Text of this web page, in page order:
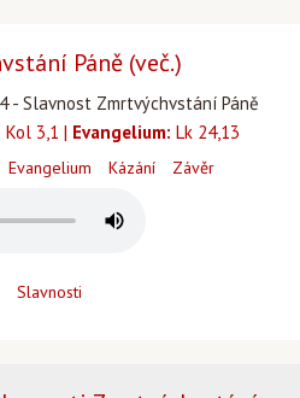
Páně (več.)
- Slavnost Zmrtvýchvstání Páně
Kol 3,1 | Evangelium: Lk 24,13
Evangelium Kázání Závěr
Slavnosti